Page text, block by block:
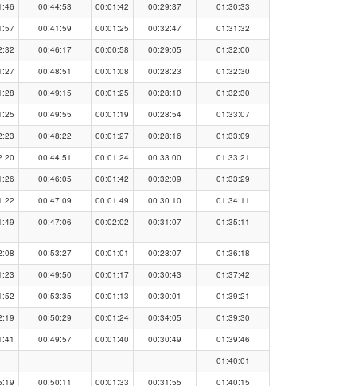
00:44:53 00:01:42 00:29:37
01:30:33
00:41:59 00:01:25 00:32:47
01:31:32
00:46:17 00:00:58 00:29:05
01:32:00
00:48:51 00:01:08 00:28:23
01:32:30
00:49:15 00:01:25 00:28:10
01:32:30
00:49:55 00:01:19 00:28:54
01:33:07
00:48:22 00:01:27 00:28:16
01:33:09
00:44:51 00:01:24 00:33:00
01:33:21
00:46:05 00:01:42 00:32:09
01:33:29
00:47:09 00:01:49 00:30:10
01:34:11
00:47:06 00:02:02 00:31:07 01:35:11
00:53:27 00:01:01 00:28:07
01:36:18
00:49:50 00:01:17 00:30:43
01:37:42
00:53:35 00:01:13 00:30:01
01:39:21
00:50:29 00:01:24 00:34:05
01:39:30
00:49:57 00:01:40 00:30:49
01:39:46
01:40:01
00:50:11 00:01:33 00:31:55
01:40:15